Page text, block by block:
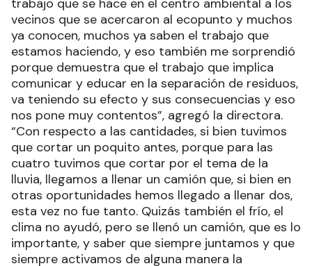
trabajo que se hace en el centro ambiental a los
vecinos que se acercaron al ecopunto y muchos
ya conocen, muchos ya saben el trabajo que
estamos haciendo, y eso también me sorprendió
porque demuestra que el trabajo que implica
comunicar y educar en la separación de residuos,
va teniendo su efecto y sus consecuencias y eso
nos pone muy contentos”, agregó la directora.
“Con respecto a las cantidades, si bien tuvimos
que cortar un poquito antes, porque para las
cuatro tuvimos que cortar por el tema de la
lluvia, llegamos a llenar un camión que, si bien en
otras oportunidades hemos llegado a llenar dos,
esta vez no fue tanto. Quizás también el frío, el
clima no ayudó, pero se llenó un camión, que es lo
importante, y saber que siempre juntamos y que
siempre activamos de alguna manera la